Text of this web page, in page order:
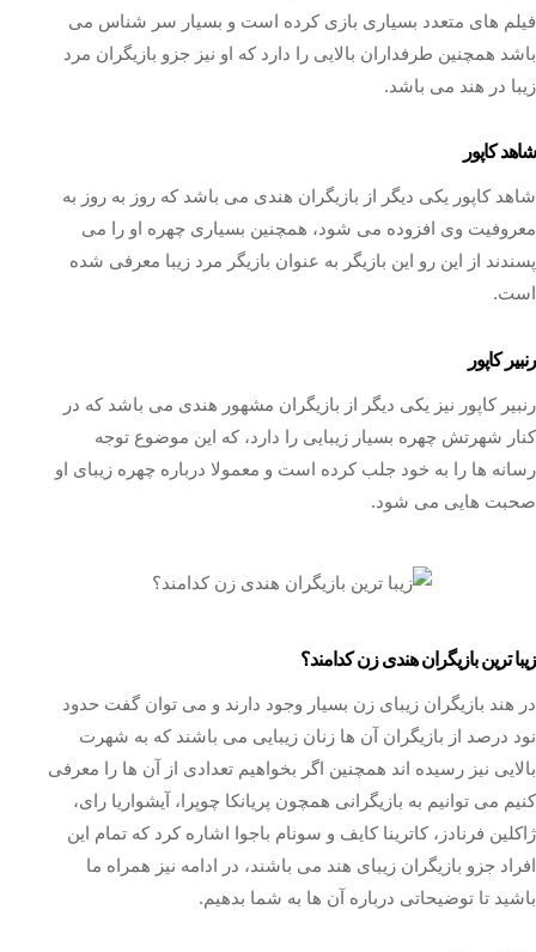
فیلم های متعدد بسیاری بازی کرده است و بسیار سر شناس می
باشد همچنین طرفداران بالایی را دارد که او نیز جزو بازیگران مرد
زیبا در هند می باشد.
شاهد کاپور
شاهد کاپور یکی دیگر از بازیگران هندی می باشد که روز به روز به
معروفیت وی افزوده می شود، همچنین بسیاری چهره او را می
پسندند از این رو این بازیگر به عنوان بازیگر مرد زیبا معرفی شده
است.
رنبیر کاپور
رنبیر کاپور نیز یکی دیگر از بازیگران مشهور هندی می باشد که در
کنار شهرتش چهره بسیار زیبایی را دارد، که این موضوع توجه
رسانه ها را به خود جلب کرده است و معمولا درباره چهره زیبای او
صحبت هایی می شود.
زیبا ترین بازیگران هندی زن کدامند؟
در هند بازیگران زیبای زن بسیار وجود دارند و می توان گفت حدود
نود درصد از بازیگران آن ها زنان زیبایی می باشند که به شهرت
بالایی نیز رسیده اند همچنین اگر بخواهیم تعدادی از آن ها را معرفی
کنیم می توانیم به بازیگرانی همچون پریانکا چوپرا، آیشواریا رای،
ژاکلین فرنادز، کاترینا کایف و سونام باجوا اشاره کرد که تمام این
افراد جزو بازیگران زیبای هند می باشند، در ادامه نیز همراه ما
باشید تا توضیحاتی درباره آن ها به شما بدهیم.